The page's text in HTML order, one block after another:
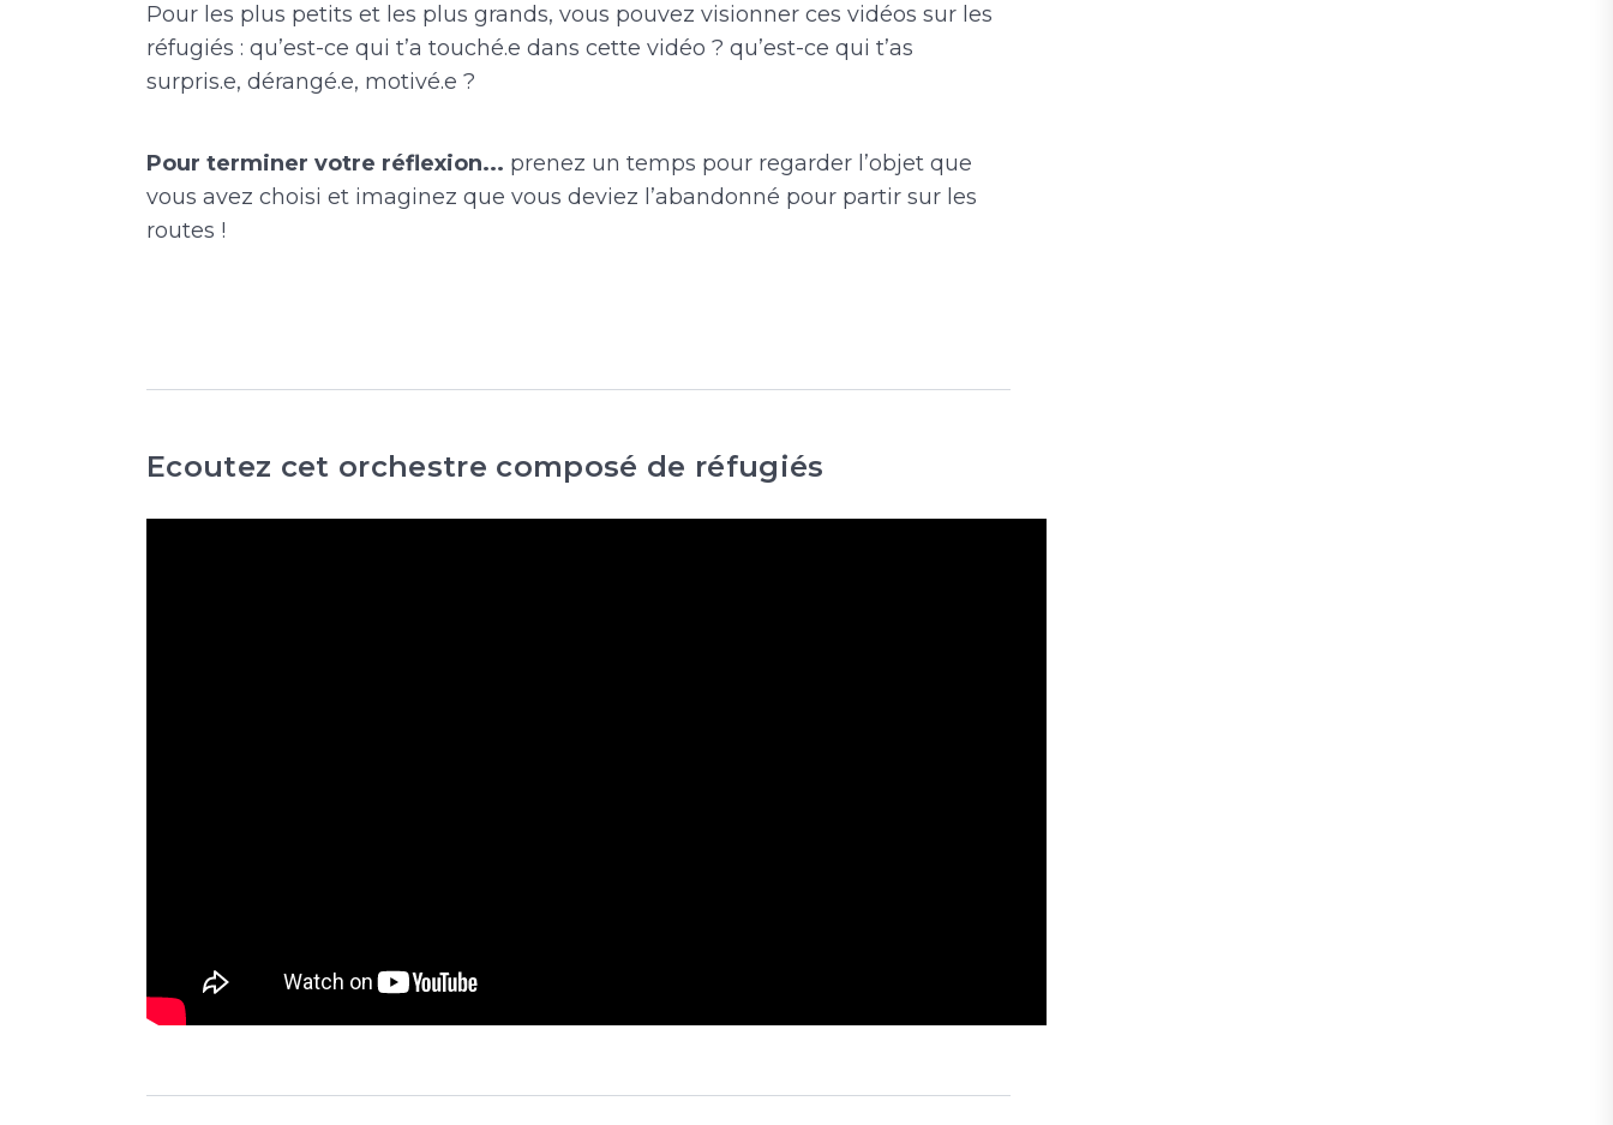
Pour les plus petits et les plus grands, vous pouvez visionner ces vidéos sur les
réfugiés : qu’est-ce qui t’a touché.e dans cette vidéo ? qu’est-ce qui t’as
surpris.e, dérangé.e, motivé.e ?
Pour terminer votre réflexion... prenez un temps pour regarder l’objet que
vous avez choisi et imaginez que vous deviez l’abandonné pour partir sur les
routes !
Ecoutez cet orchestre composé de réfugiés